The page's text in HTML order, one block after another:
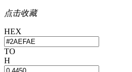
点击收藏
HEX
TO
H